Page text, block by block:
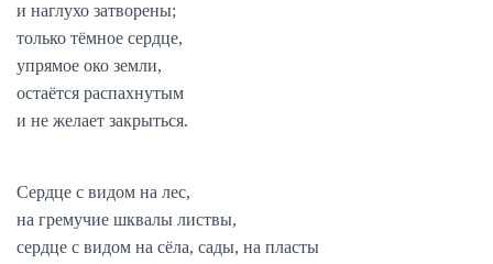
и наглухо затворены;
только тёмное сердце,
упрямое око земли,
остаётся распахнутым
и не желает закрыться.
Сердце с видом на лес,
на гремучие шквалы листвы,
сердце с видом на сёла, сады, на пласты